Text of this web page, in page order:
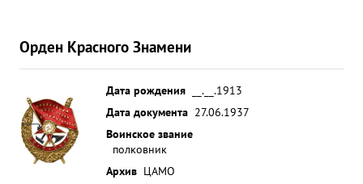
Орден Красного Знамени
Дата рождения
__.__.1913
Дата документа 27.06.1937
Воинское звание
полковник
Архив ЦАМО